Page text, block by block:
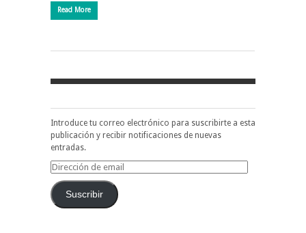
Read More
Introduce tu correo electrónico para suscribirte a esta
publicación y recibir notificaciones de nuevas
entradas.
Dirección
emailSuscribir